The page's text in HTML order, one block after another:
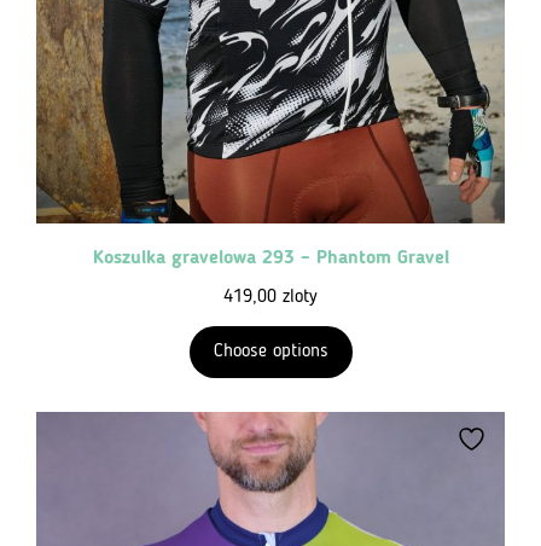
Koszulka gravelowa 293 – Phantom Gravel
419,00 zloty
Choose options